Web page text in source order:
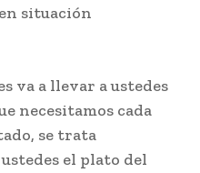
situación
va a llevar a ustedes
necesitamos cada
se trata
el plato del